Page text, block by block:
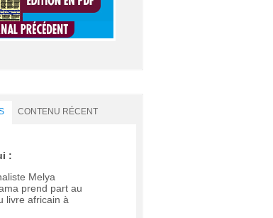
CONTENU RÉCENT
:
Melya
prend part au
livre africain à